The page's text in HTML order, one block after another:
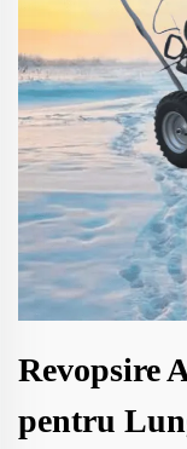
Revopsire
pentru